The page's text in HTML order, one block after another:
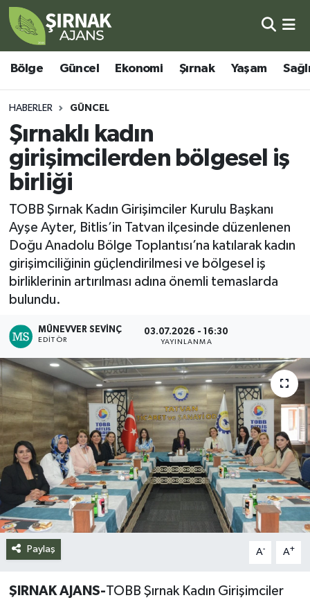
Bölge Güncel Ekonomi Şırnak Yaşam
HABERLER GÜNCEL
Şırnaklı kadın
girişimcilerden bölgesel iş
birliği
TOBB Şırnak Kadın Girişimciler Kurulu Başkanı
Ayşe Ayter, Bitlis’in Tatvan ilçesinde düzenlenen
Doğu Anadolu Bölge Toplantısı’na katılarak kadın
girişimciliğinin güçlendirilmesi ve bölgesel iş
birliklerinin artırılması adına önemli temaslarda
bulundu.
MÜNEVVER SEVINÇ
EDITÖR
03.07.2026 - 16:30
YAYINLANMA
Paylaş A- A+
ŞIRNAK AJANS-TOBB Şırnak Kadın Girişimciler
Bölge
Güncel
Ekonomi
Şırnak
Yaşam
Sağlık
Eğitim
Kültür - Sanat
Siyaset
Spor
Teknoloji
Yazarlar
Şırnak Nöbetçi Eczaneler
Şırnak Hava Durumu
Şirnak Namaz Vakitleri
Şırnak Trafik Yoğunluk Haritası
Süper Lig Puan Durumu ve Fikstür
Tüm Manşetler
Son Dakika Haberleri
Haber Arşivi